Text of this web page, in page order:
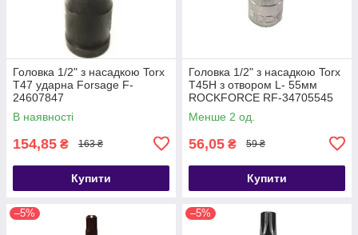
Головка 1/2" з насадкою Torx
T47 ударна Forsage F-
24607847
В наявності
154,85 ₴ 163 ₴
Купити
Головка 1/2" з насадкою Torx
T45H з отвором L- 55мм
ROCKFORCE RF-34705545
Premium
Менше 2 од.
56,05 ₴ 59 ₴
Купити
–5% –5%